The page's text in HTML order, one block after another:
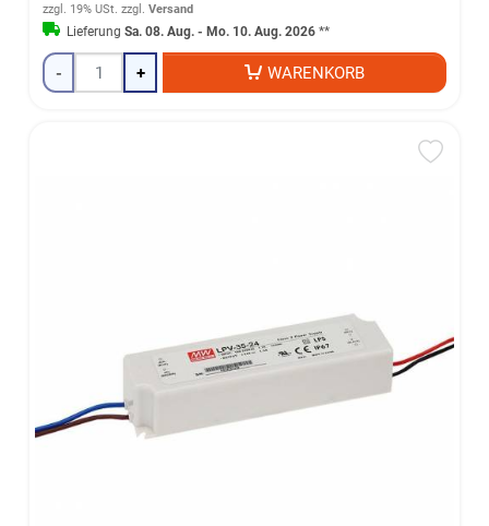
zzgl. 19% USt. zzgl.Versand
LieferungSa. 08. Aug. - Mo. 10. Aug. 2026 **
- + WARENKORB